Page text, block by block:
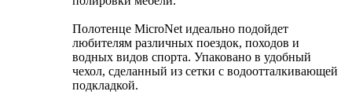
Полотенце MicroNet идеально подойдет
любителям различных поездок, походов и
водных видов спорта. Упаковано в удобный
чехол, сделанный из сетки с водоотталкивающей
подкладкой.